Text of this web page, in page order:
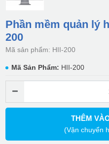
Phần mềm quản lý
200
Mã sản phẩm: HII-200
Mã Sản Phẩm: HII-200
THÊM
(Vận chuyển